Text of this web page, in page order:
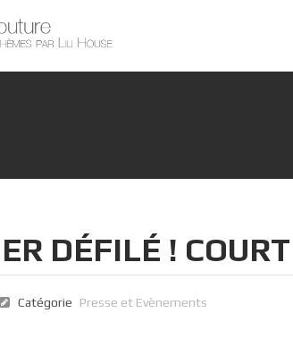
DÉFILÉ !
Catégorie Presse et Evènements